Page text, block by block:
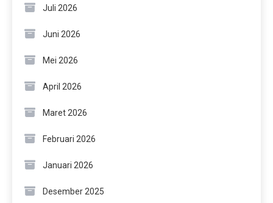
Juli 2026
Juni 2026
Mei 2026
April 2026
Maret 2026
Februari 2026
Januari 2026
Desember 2025